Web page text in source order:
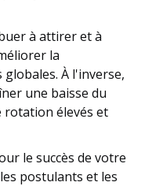
à attirer et à
la
À l'inverse,
une baisse du
rotation élevés et
le succès de votre
postulants et les